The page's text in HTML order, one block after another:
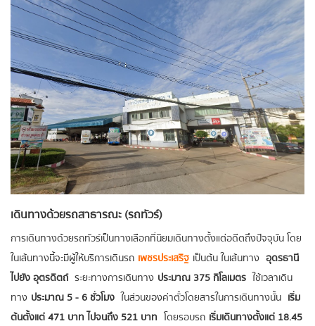
เดินทางด้วยรถสาธารณะ (รถทัวร์)
การเดินทางด้วยรถทัวร์เป็นทางเลือกที่นิยมเดินทางตั้งแต่อดีตถึงปัจจุบัน โดย
ในเส้นทางนี้จะมีผู้ให้บริการเดินรถ เพชรประเสริฐ เป็นต้น ในเส้นทาง อุดรธานี
ไปยัง อุตรดิตถ์ ระยะทางการเดินทาง ประมาณ 375 กิโลเมตร ใช้เวลาเดิน
ทาง ประมาณ 5 - 6 ชั่วโมง ในส่วนของค่าตั๋วโดยสารในการเดินทางนั้น เริ่ม
ต้นตั้งแต่ 471 บาท ไปจนถึง 521 บาท โดยรอบรถ เริ่มเดินทางตั้งแต่ 18.45